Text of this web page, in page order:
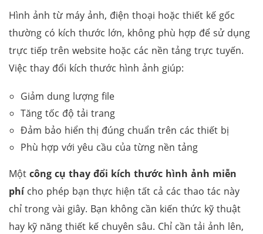
Hình ảnh từ máy ảnh, điện thoại hoặc thiết kế gốc
thường có kích thước lớn, không phù hợp để sử dụng
trực tiếp trên website hoặc các nền tảng trực tuyến.
Việc thay đổi kích thước hình ảnh giúp:
Giảm dung lượng file
Tăng tốc độ tải trang
Đảm bảo hiển thị đúng chuẩn trên các thiết bị
Phù hợp với yêu cầu của từng nền tảng
Một công cụ thay đổi kích thước hình ảnh miễn
phícho phép bạn thực hiện tất cả các thao tác này
chỉ trong vài giây. Bạn không cần kiến thức kỹ thuật
hay kỹ năng thiết kế chuyên sâu. Chỉ cần tải ảnh lên,